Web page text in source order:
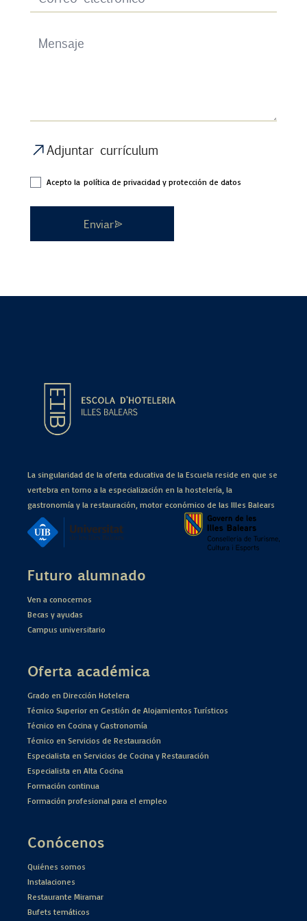
Adjuntar currículum
Acepto la política de privacidad y protección de datos
Enviar
La singularidad de la oferta educativa de la Escuela reside en que se
vertebra en torno a la especialización en la hostelería, la
gastronomía y la restauración, motor económico de las Illes Balears
Futuro alumnado
Ven a conocernos
Becas y ayudas
Campus universitario
Oferta académica
Grado en Dirección Hotelera
Técnico Superior en Gestión de Alojamientos Turísticos
Técnico en Cocina y Gastronomía
Técnico en Servicios de Restauración
Especialista en Servicios de Cocina y Restauración
Especialista en Alta Cocina
Formación continua
Formación profesional para el empleo
Conócenos
Quiénes somos
Instalaciones
Restaurante Miramar
Bufets temáticos